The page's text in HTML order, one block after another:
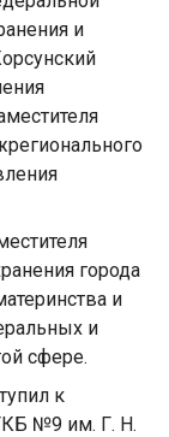
и
города
и
и
сфере.
к
№9 им. Г. Н.